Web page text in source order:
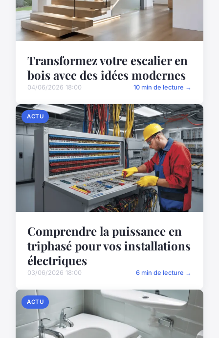
Transformez votre escalier en
bois avec des idées modernes
04/06/2026 18:00 10 min de lecture →
ACTU
Comprendre la puissance en
triphasé pour vos installations
électriques
03/06/2026 18:00 6 min de lecture →
ACTU